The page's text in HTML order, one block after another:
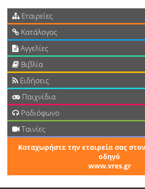
Εταιρείες
Κατάλογος
Αγγελίες
Βιβλία
Ειδήσεις
Παιχνίδια
Ραδιόφωνο
Ταινίες
Καταχωρήστε την εταιρεία σας
οδηγό
www.vres.gr